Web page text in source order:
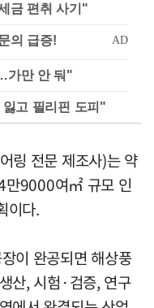
금 편취 사기"
가만 안 둬"
고 필리핀 도피"
링 전문 제조사)는 약
만9000여㎡ 규모 인
이다.
이 완공되면 해상풍
산, 시험·검증, 연구